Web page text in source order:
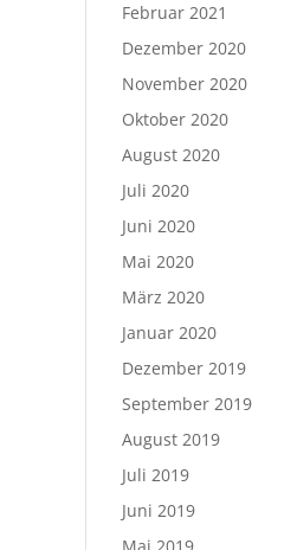
Februar 2021
Dezember 2020
November 2020
Oktober 2020
August 2020
Juli 2020
Juni 2020
Mai 2020
März 2020
Januar 2020
Dezember 2019
September 2019
August 2019
Juli 2019
Juni 2019